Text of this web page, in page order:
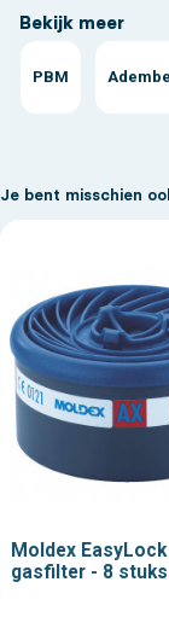
Bekijk meer
PBM
Je bent misschien
Moldex
gasfilter - 8 stuks